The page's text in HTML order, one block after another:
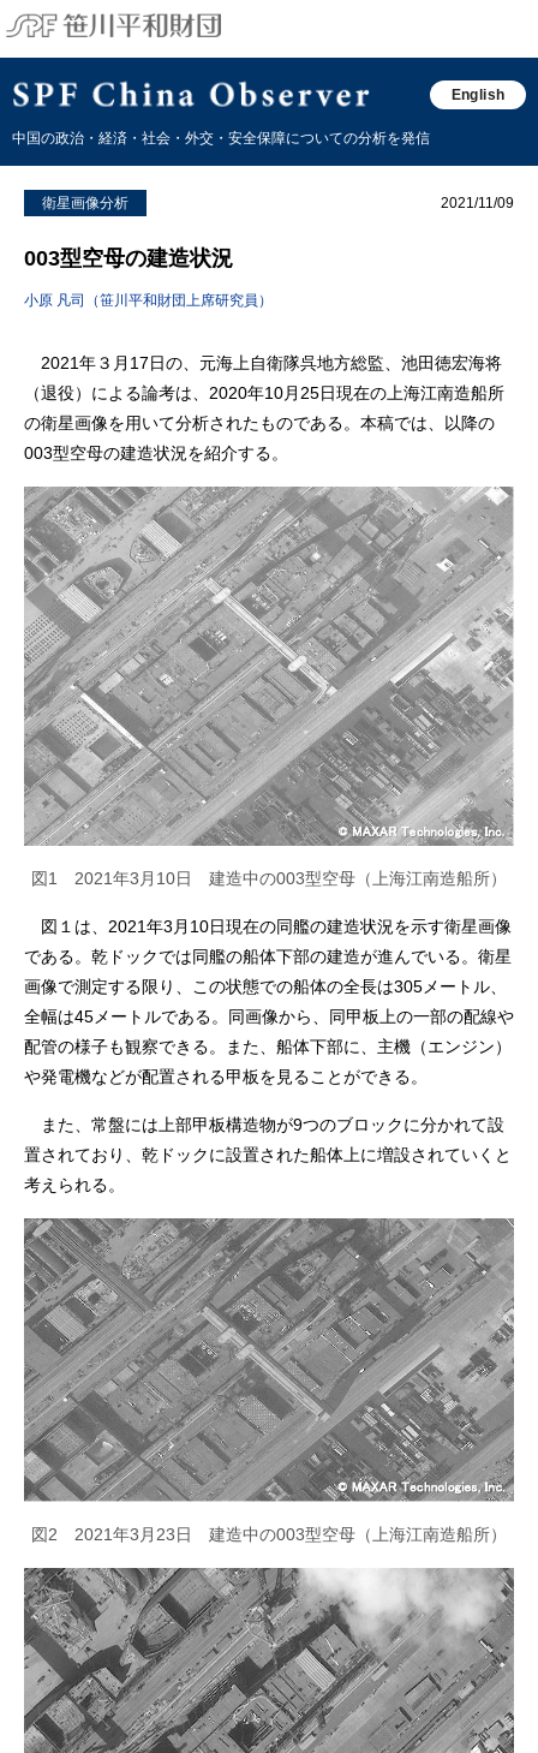
English
中国の政治・経済・社会・外交・安全保障についての分析を発信
衛星画像分析 2021/11/09
003型空母の建造状況
小原 凡司（笹川平和財団上席研究員）
2021年３月17日の、元海上自衛隊呉地方総監、池田徳宏海将
（退役）による論考は、2020年10月25日現在の上海江南造船所
の衛星画像を用いて分析されたものである。本稿では、以降の
003型空母の建造状況を紹介する。
図1 2021年3月10日 建造中の003型空母（上海江南造船所）
図１は、2021年3月10日現在の同艦の建造状況を示す衛星画像
である。乾ドックでは同艦の船体下部の建造が進んでいる。衛星
画像で測定する限り、この状態での船体の全長は305メートル、
全幅は45メートルである。同画像から、同甲板上の一部の配線や
配管の様子も観察できる。また、船体下部に、主機（エンジン）
や発電機などが配置される甲板を見ることができる。
また、常盤には上部甲板構造物が9つのブロックに分かれて設
置されており、乾ドックに設置された船体上に増設されていくと
考えられる。
図2 2021年3月23日 建造中の003型空母（上海江南造船所）